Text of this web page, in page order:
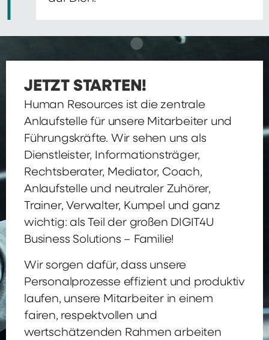
JETZT STARTEN!
Human Resources ist die zentrale
Anlaufstelle für unsere Mitarbeiter und
Führungskräfte. Wir sehen uns als
Dienstleister, Informationsträger,
Rechtsberater, Mediator, Coach,
Anlaufstelle und neutraler Zuhörer,
Trainer, Verwalter, Kumpel und ganz
wichtig: als Teil der großen DIGIT4U
Business Solutions – Familie!
Wir sorgen dafür, dass unsere
Personalprozesse effizient und produktiv
laufen, unsere Mitarbeiter in einem
fairen, respektvollen und
wertschätzenden Rahmen arbeiten